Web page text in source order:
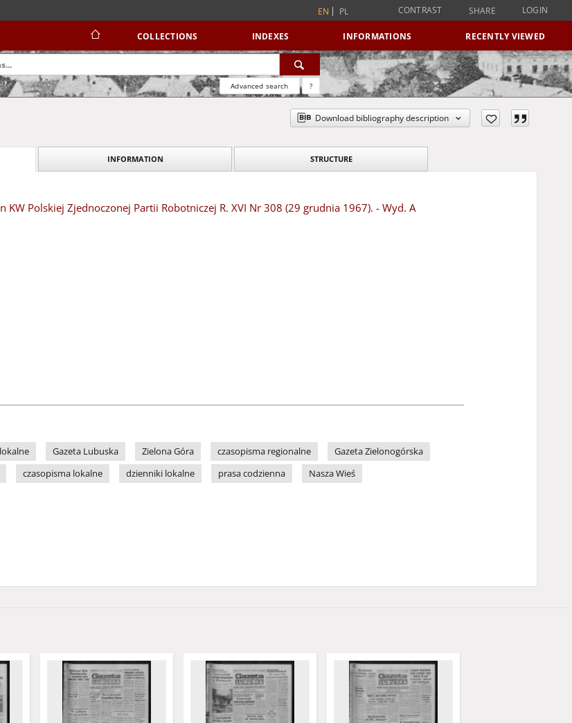
EN PL CONTRAST SHARE LOGIN
COLLECTIONS INDEXES INFORMATIONS RECENTLY VIEWED
Advanced search ?
Download bibliography description
INFORMATION STRUCTURE
KW Polskiej Zjednoczonej Partii Robotniczej R. XVI Nr 308 (29 grudnia 1967). - Wyd. A
Gazeta Lubuska Zielona Góra czasopisma regionalne
Gazeta Zielonogórska
czasopisma lokalne dzienniki lokalne prasa codzienna Nasza Wieś